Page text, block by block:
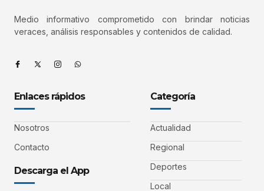
Medio informativo comprometido con brindar noticias
veraces, análisis responsables y contenidos de calidad.
Enlaces rápidos
Nosotros
Contacto
Descarga el App
Categoría
Actualidad
Regional
Deportes
Local